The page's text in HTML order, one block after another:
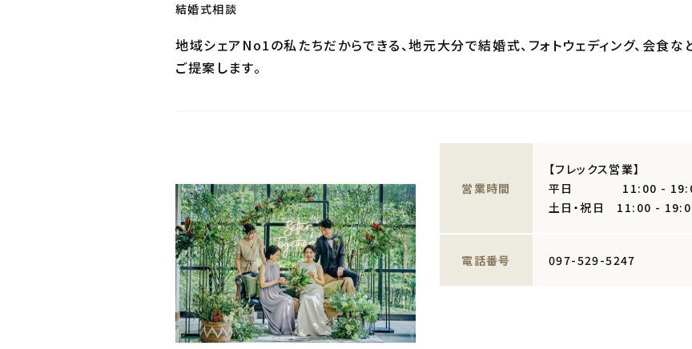
結婚式相談
地域シェアNo1の私たちだからできる、地元大分で結婚式、フォトウェディング、会食な
ご提案します。
営業時間
【フレックス営業】
平日 11:00 -
土日・祝日 11:00 -
電話番号 097-529-5247